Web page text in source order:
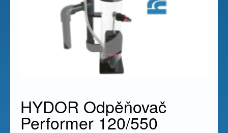
HYDOR Odpěňovač
Performer 120/550